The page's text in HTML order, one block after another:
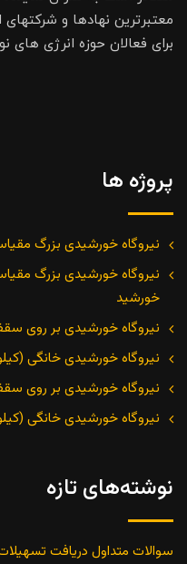
معتبرترین نهادها و شرکتهای
برای فعالان حوزه انرژی های
پروژه ها
نیروگاه خورشیدی بزرگ
نیروگاه خورشیدی بزرگ
خورشید
نیروگاه خورشیدی بر روی
نیروگاه خورشیدی خانگی
نیروگاه خورشیدی بر روی
نیروگاه خورشیدی خانگی
نوشته‌های تازه
سوالات متداول دریافت